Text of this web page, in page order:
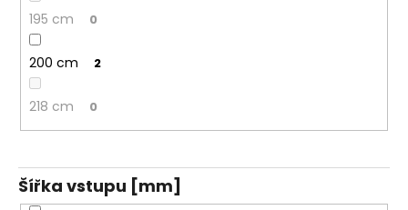
195 cm 0
200 cm 2
218 cm 0
Šířka vstupu [mm]